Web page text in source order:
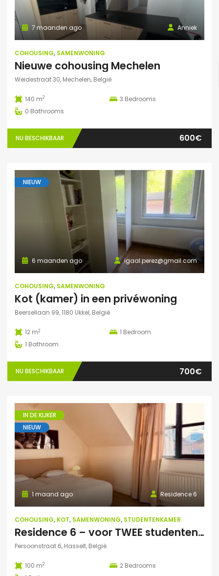
Anniek
7 maanden ago
COHOUSING, SAMENWONING
Nieuwe cohousing Mechelen
Weidestraat 30, Mechelen, België
140 m2 3 Bedrooms
0 Bathrooms
NU BESCHIKBAAR 600€
NIEUW
igaal.perez@gmail.com
6 maanden ago
COHOUSING, SAMENWONING
Kot (kamer) in een privéwoning
Beersellaan 99, 1180 Ukkel, België
12 m2 1 Bedroom
1 Bathroom
NU BESCHIKBAAR 700€
IN DE KIJKER
NIEUW
Residence 6
1 maand ago
COHOUSING, KOT, SAMENWONING, STUDENTENKAMER
Residence 6 – voor TWEE studenten: Exclusieve studentenduplex
Persoonstraat 6, Hasselt, België
100 m2 2 Bedrooms